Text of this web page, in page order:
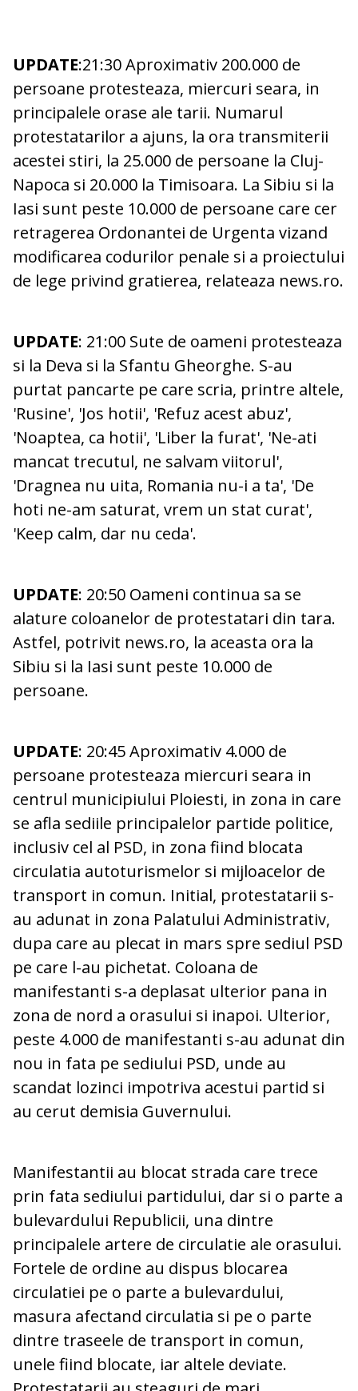
UPDATE:21:30 Aproximativ 200.000 de
persoane protesteaza, miercuri seara, in
principalele orase ale tarii. Numarul
protestatarilor a ajuns, la ora transmiterii
acestei stiri, la 25.000 de persoane la Cluj-
Napoca si 20.000 la Timisoara. La Sibiu si la
Iasi sunt peste 10.000 de persoane care cer
retragerea Ordonantei de Urgenta vizand
modificarea codurilor penale si a proiectului
de lege privind gratierea, relateaza news.ro.
UPDATE: 21:00 Sute de oameni protesteaza
si la Deva si la Sfantu Gheorghe. S-au
purtat pancarte pe care scria, printre altele,
'Rusine', 'Jos hotii', 'Refuz acest abuz',
'Noaptea, ca hotii', 'Liber la furat', 'Ne-ati
mancat trecutul, ne salvam viitorul',
'Dragnea nu uita, Romania nu-i a ta', 'De
hoti ne-am saturat, vrem un stat curat',
'Keep calm, dar nu ceda'.
UPDATE: 20:50 Oameni continua sa se
alature coloanelor de protestatari din tara.
Astfel, potrivit news.ro, la aceasta ora la
Sibiu si la Iasi sunt peste 10.000 de
persoane.
UPDATE: 20:45 Aproximativ 4.000 de
persoane protesteaza miercuri seara in
centrul municipiului Ploiesti, in zona in care
se afla sediile principalelor partide politice,
inclusiv cel al PSD, in zona fiind blocata
circulatia autoturismelor si mijloacelor de
transport in comun. Initial, protestatarii s-
au adunat in zona Palatului Administrativ,
dupa care au plecat in mars spre sediul PSD
pe care l-au pichetat. Coloana de
manifestanti s-a deplasat ulterior pana in
zona de nord a orasului si inapoi. Ulterior,
peste 4.000 de manifestanti s-au adunat din
nou in fata pe sediului PSD, unde au
scandat lozinci impotriva acestui partid si
au cerut demisia Guvernului.
Manifestantii au blocat strada care trece
prin fata sediului partidului, dar si o parte a
bulevardului Republicii, una dintre
principalele artere de circulatie ale orasului.
Fortele de ordine au dispus blocarea
circulatiei pe o parte a bulevardului,
masura afectand circulatia si pe o parte
dintre traseele de transport in comun,
unele fiind blocate, iar altele deviate.